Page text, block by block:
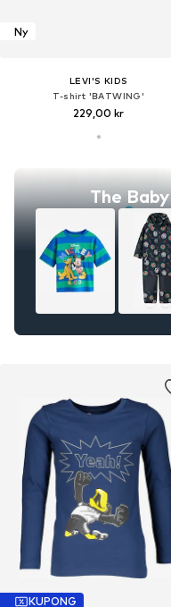
Ny
LEVI'S KIDS
T-shirt 'BATWING'
229,00 kr
The
KUPONG